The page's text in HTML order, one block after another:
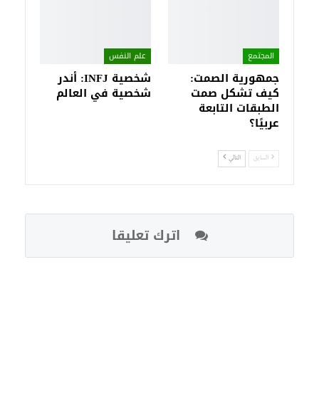
المجتمع
جمهورية الصمت:
كيف تشكل صمت
الطبقات التابعة
عربيًا؟
علم النفس
شخصية INFJ: أندر
شخصية في العالم
السابق التالي
اترك تعليقا